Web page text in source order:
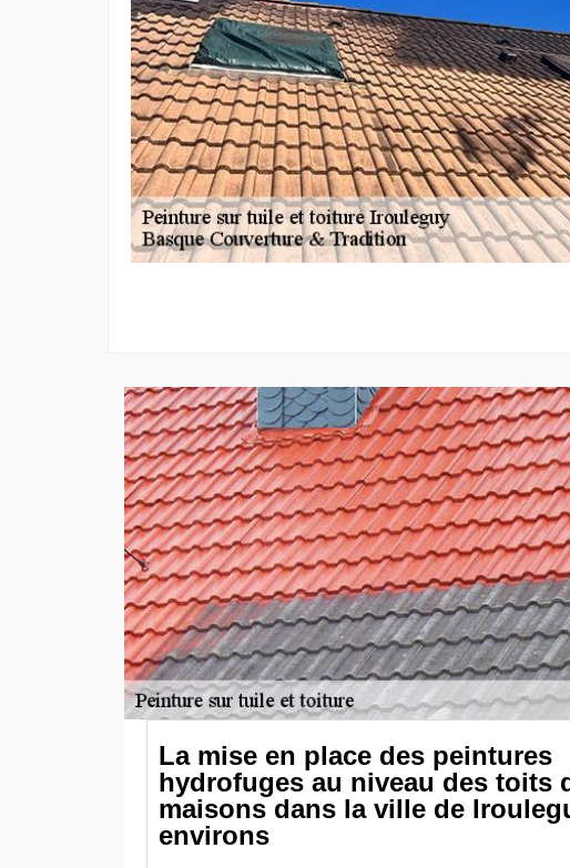
La mise en place des peintures
hydrofuges au niveau des toits
maisons dans la ville de
environs